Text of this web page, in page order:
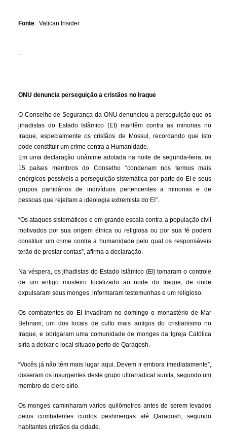
Fonte: Vatican Insider
--
ONU denuncia perseguição a cristãos no Iraque
O Conselho de Segurança da ONU denunciou a perseguição que os
jihadistas do Estado Islâmico (EI) mantêm contra as minorias no
Iraque, especialmente os cristãos de Mossul, recordando que isto
pode constituir um crime contra a Humanidade.
Em uma declaração unânime adotada na noite de segunda-feira, os
15 países membros do Conselho “condenam nos termos mais
enérgicos possíveis a perseguição sistemática por parte do EI e seus
grupos partidários de indivíduos pertencentes a minorias e de
pessoas que rejeitam a ideologia extremista do EI”.
“Os ataques sistemáticos e em grande escala contra a população civil
motivados por sua origem étnica ou religiosa ou por sua fé podem
constituir um crime contra a humanidade pelo qual os responsáveis
terão de prestar contas”, afirma a declaração.
Na véspera, os jihadistas do Estado Islâmico (EI) tomaram o controle
de um antigo mosteiro localizado ao norte do Iraque, de onde
expulsaram seus monges, informaram testemunhas e um religioso.
Os combatentes do EI invadiram no domingo o monastério de Mar
Behnam, um dos locais de culto mais antigos do cristianismo no
Iraque, e obrigaram uma comunidade de monges da Igreja Católica
síria a deixar o local situado perto de Qaraqosh.
“Vocês já não têm mais lugar aqui. Devem ir embora imediatamente”,
disseram os insurgentes deste grupo ultrarradical sunita, segundo um
membro do clero sírio.
Os monges caminharam vários quilômetros antes de serem levados
pelos combatentes curdos peshmergas até Qaraqosh, segundo
habitantes cristãos da cidade.